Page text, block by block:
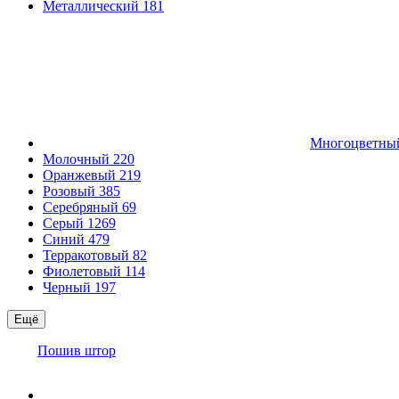
Металлический 181
Молочный 220
Оранжевый 219
Розовый 385
Серебряный 69
Серый 1269
Синий 479
Терракотовый 82
Фиолетовый 114
Черный 197
Ещё
Пошив штор